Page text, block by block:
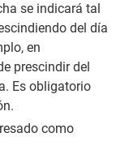
se indicará tal
del día
en
prescindir del
Es obligatorio
como